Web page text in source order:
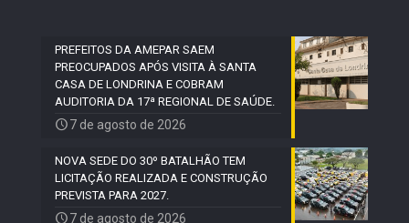
PREFEITOS DA AMEPAR SAEM
PREOCUPADOS APÓS VISITA À SANTA
CASA DE LONDRINA E COBRAM
AUDITORIA DA 17ª REGIONAL DE SAÚDE.
7 de agosto de 2026
NOVA SEDE DO 30º BATALHÃO TEM
LICITAÇÃO REALIZADA E CONSTRUÇÃO
PREVISTA PARA 2027.
7 de agosto de 2026